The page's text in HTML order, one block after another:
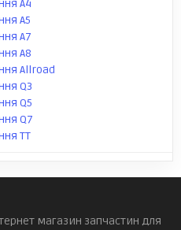
A4
A5
A7
A8
Allroad
Q3
Q5
Q7
TT
магазин запчастин для